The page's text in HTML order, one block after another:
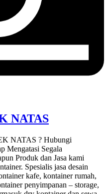
NATAS
NATAS ? Hubungi
Mengatasi Segala
Produk dan Jasa kami
Spesialis jasa desain
kafe, kontainer rumah,
penyimpanan – storage,